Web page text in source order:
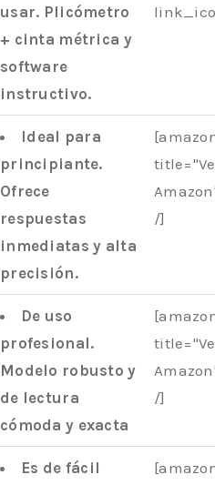
usar. Plicómetro
+ cinta métrica y
software
instructivo.
Ideal para
principiante.
Ofrece
respuestas
inmediatas y alta
precisión.
/]
De uso
profesional.
Modelo robusto y
de lectura
cómoda y exacta
/]
Es de fácil